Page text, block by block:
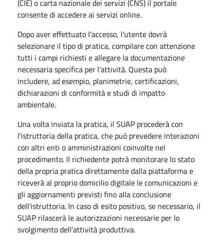
(CIE) o carta nazionale dei servizi (CNS) il portale
consente di accedere ai servizi online.
Dopo aver effettuato l'accesso, l'utente dovrà
selezionare il tipo di pratica, compilare con attenzione
tutti i campi richiesti e allegare la documentazione
necessaria specifica per l'attività. Questa può
includere, ad esempio, planimetrie, certificazioni,
dichiarazioni di conformità e studi di impatto
ambientale.
Una volta inviata la pratica, il SUAP procederà con
l'istruttoria della pratica, che può prevedere interazioni
con altri enti o amministrazioni coinvolte nel
procedimento. Il richiedente potrà monitorare lo stato
della propria pratica direttamente dalla piattaforma e
riceverà al proprio domicilio digitale le comunicazioni e
gli aggiornamenti previsti fino alla conclusione
dell'istruttoria. In caso di esito positivo, se necessario, il
SUAP rilascerà le autorizzazioni necessarie per lo
svolgimento dell'attività produttiva.